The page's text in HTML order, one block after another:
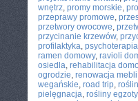
wnętrz, promy morskie,
przeprawy promowe,
przetwory owocowe,
przycinanie krzewów,
profilaktyka, psychoterapia
ramen domowy, ravioli
osiedla, rehabilitacja
ogrodzie, renowacja mebli
wegańskie, road trip,
pielęgnacja, rośliny